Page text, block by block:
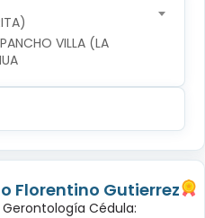
Florentino Gutierrez
Gerontología Cédula: